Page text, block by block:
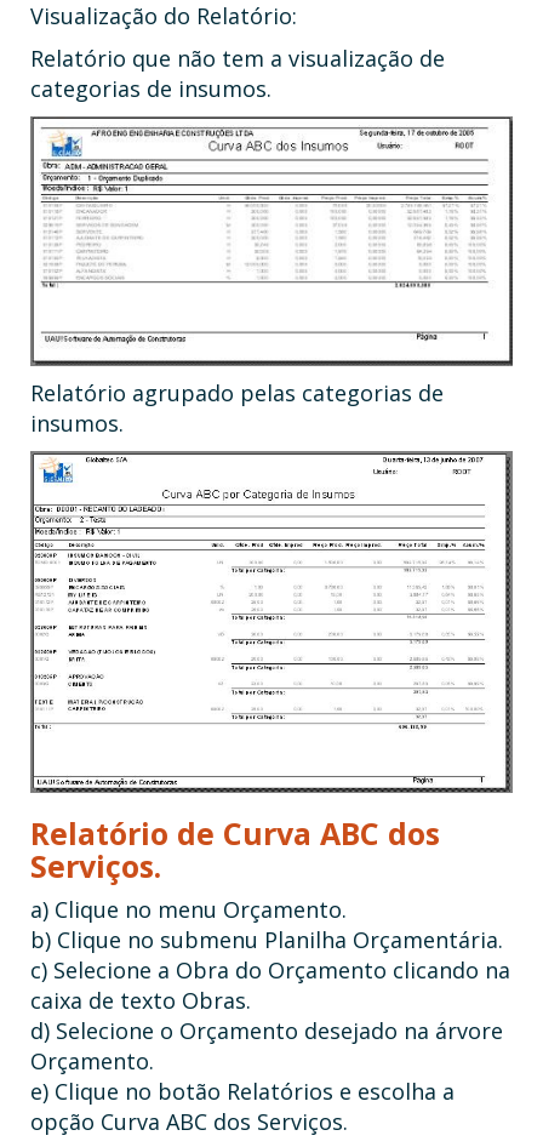
Visualização do Relatório:
Relatório que não tem a visualização de
categorias de insumos.
Relatório agrupado pelas categorias de
insumos.
Relatório de Curva ABC dos
Serviços.
a) Clique no menu Orçamento.
b) Clique no submenu Planilha Orçamentária.
c) Selecione a Obra do Orçamento clicando na
caixa de texto Obras.
d) Selecione o Orçamento desejado na árvore
Orçamento.
e) Clique no botão Relatórios e escolha a
opção Curva ABC dos Serviços.